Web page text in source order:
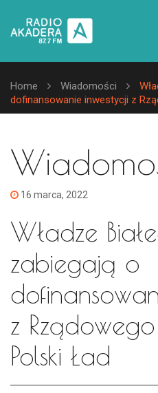
Home Wiadomości
dofinansowanie inwestycji z
16 marca, 2022
Władze
zabiegają o
z
Polski Ład